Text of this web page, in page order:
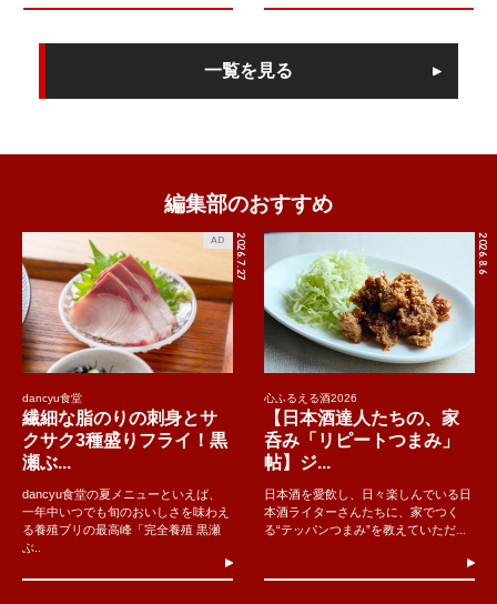
一覧を見る
編集部のおすすめ
2026.7.27
AD
dancyu食堂
繊細な脂のりの刺身とサ
クサク3種盛りフライ！黒
瀬ぶ...
dancyu食堂の夏メニューといえば、
一年中いつでも旬のおいしさを味わえ
る養殖ブリの最高峰「完全養殖 黒瀬
ぶ..
2026.8.6
心ふるえる酒2026
【日本酒達人たちの、家
呑み「リピートつまみ」
帖】ジ...
日本酒を愛飲し、日々楽しんでいる日
本酒ライターさんたちに、家でつく
る“テッパンつまみ”を教えていただ...